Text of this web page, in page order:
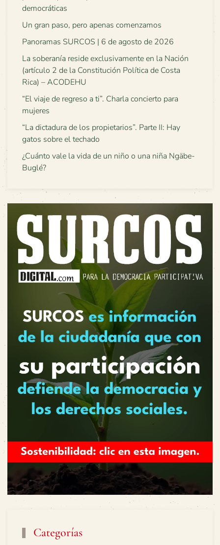
democráticas
Un gran paso, pero apenas comenzamos
Panoramas SURCOS | 6 de agosto de 2026
La soberanía reside exclusivamente en la Nación
(artículo 2 de la Constitución Política de Costa
Rica) – ACODEHU
“El viaje de regreso a ti”. Charla concierto para
mujeres
“La dictadura de los propietarios”. Parte II: Hay
gatos sobre el techado
¿Cuánto vale la vida de un niño o una niña Ngäbe-
Buglé?
Categorías